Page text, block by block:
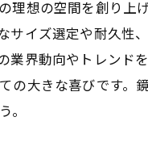
想の空間を創り
イズ選定や耐久
界動向やトレン
大きな喜びです
。